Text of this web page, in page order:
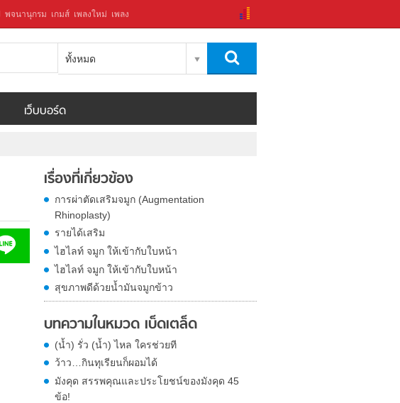
พจนานุกรม เกมส์ เพลงใหม่ เพลง
ทั้งหมด
เว็บบอร์ด
เรื่องที่เกี่ยวข้อง
การผ่าตัดเสริมจมูก (Augmentation
Rhinoplasty)
รายได้เสริม
ไฮไลท์ จมูก ให้เข้ากับใบหน้า
ไฮไลท์ จมูก ให้เข้ากับใบหน้า
สุขภาพดีด้วยน้ำมันจมูกข้าว
บทความในหมวด เบ็ดเตล็ด
(น้ำ) รั่ว (น้ำ) ไหล ใครช่วยที
ว้าว…กินทุเรียนก็ผอมได้
มังคุด สรรพคุณและประโยชน์ของมังคุด 45
ข้อ!